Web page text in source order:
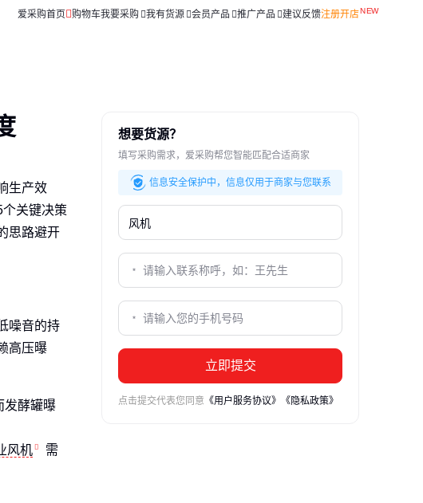
爱采购首页 购物车我要采购 我有货源 会员产品 推广产品 建议反馈注册开店
生产效
关键决策
思路避开
噪音的持
高压曝
发酵罐曝
风机
需
想要货源？
填写采购需求，爱采购帮您智能匹配合适商家
信息安全保护中，信息仅用于商家与您联系
立即提交
点击提交代表您同意 《用户服务协议》 《隐私政策》